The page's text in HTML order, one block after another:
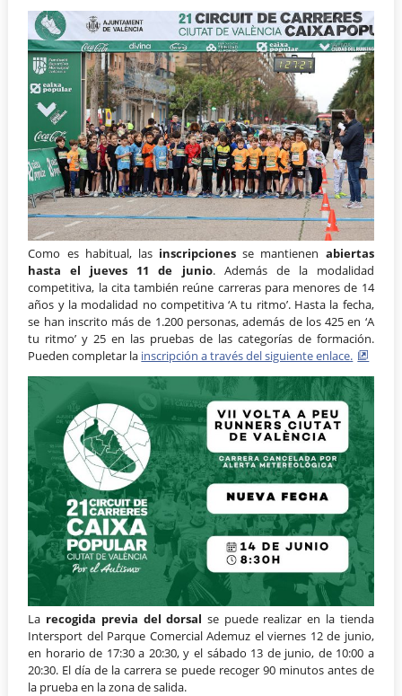
Como es habitual, las inscripciones se mantienen abiertas
hasta el jueves 11 de junio. Además de la modalidad
competitiva, la cita también reúne carreras para menores de 14
años y la modalidad no competitiva ‘A tu ritmo’. Hasta la fecha,
se han inscrito más de 1.200 personas, además de los 425 en ‘A
tu ritmo’ y 25 en las pruebas de las categorías de formación.
Pueden completar la inscripción a través del siguiente enlace.
La recogida previa del dorsal se puede realizar en la tienda
Intersport del Parque Comercial Ademuz el viernes 12 de junio,
en horario de 17:30 a 20:30, y el sábado 13 de junio, de 10:00 a
20:30. El día de la carrera se puede recoger 90 minutos antes de
la prueba en la zona de salida.